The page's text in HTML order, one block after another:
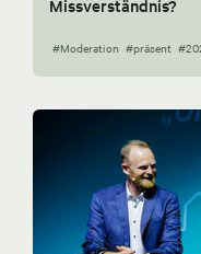
Missverständnis?
#Moderation #präsent